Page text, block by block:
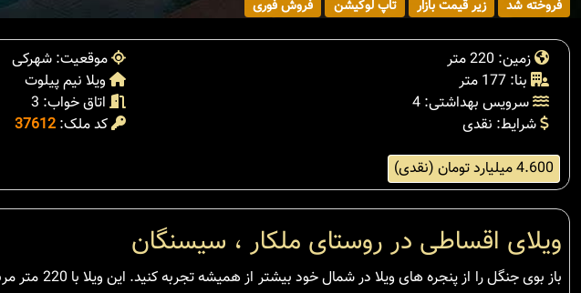
فروخته شد زیر قیمت بازار تاپ لوکیشن فروش فوری
زمین: 220 متر
موقعیت: شهرکی
بنا: 177 متر
ویلا نیم پیلوت
سرویس بهداشتی: 4
اتاق خواب: 3
شرایط: نقدی
کد ملک: 37612
4.600 میلیارد تومان (نقدی)
ویلای اقساطی در روستای ملکار ، سیسنگان